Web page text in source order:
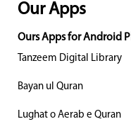
Our Apps
Ours Apps for Android
Tanzeem Digital Library
Bayan ul Quran
Lughat o Aerab e Quran